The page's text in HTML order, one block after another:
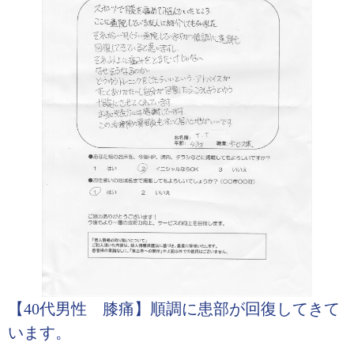
【40代男性 膝痛】順調に患部が回復してきて
います。